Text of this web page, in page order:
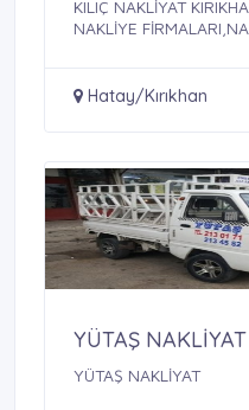
KILIÇ NAKLİYAT
NAKLİYE
Hatay/Kırıkhan
YÜTAŞ
YÜTAŞ NAKLİYAT